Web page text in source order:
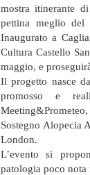
mostra itinerante
pettina meglio del
Inaugurato a
Cultura Castello
maggio, e
Il progetto nasce
promosso e
Sostegno Alopecia
London.
L’evento si
patologia poco nota